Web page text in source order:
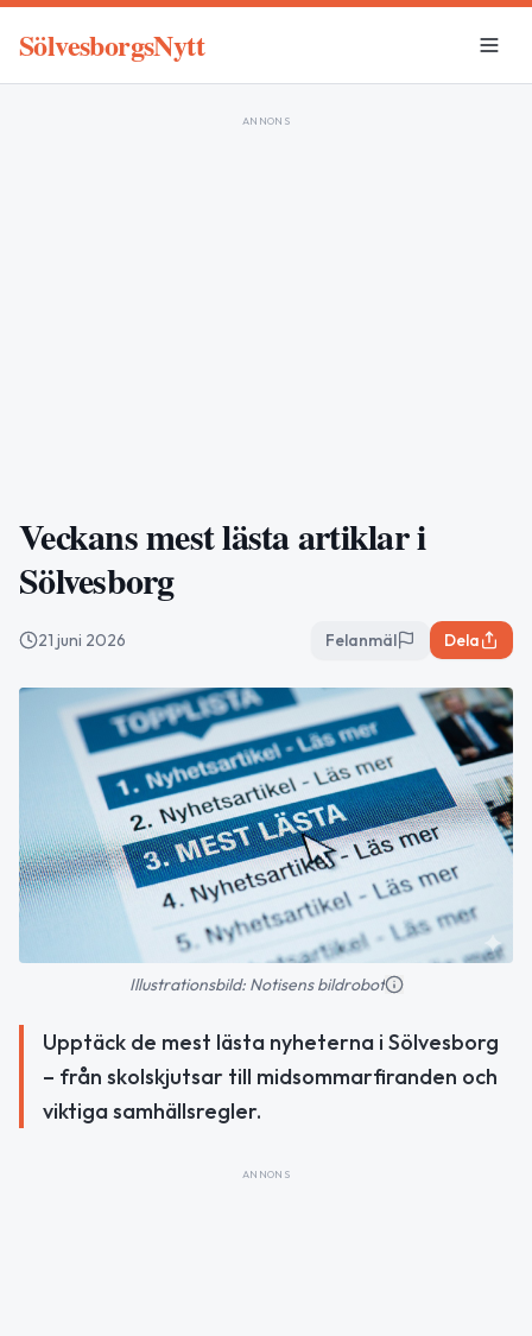
SölvesborgsNytt
ANNONS
Veckans mest lästa artiklar i
Sölvesborg
21 juni 2026 Felanmäl Dela
Illustrationsbild: Notisens bildrobot
Upptäck de mest lästa nyheterna i Sölvesborg
– från skolskjutsar till midsommarfiranden och
viktiga samhällsregler.
ANNONS